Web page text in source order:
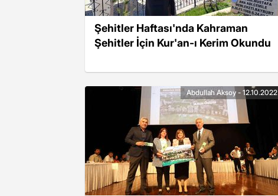
Şehitler Haftası'nda Kahraman
Şehitler İçin Kur'an-ı Kerim Okundu
Abdullah Aksoy - 12.10.2022